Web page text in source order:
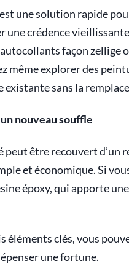
une solution rapide
une crédence
façon zellige
même explorer des
existante sans la
nouveau souffle
peut être recouvert
et économique. Si
époxy, qui apporte
éléments clés, vous
une fortune.